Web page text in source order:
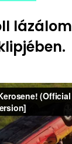
KULT
UTCA
ZENE
IMPRESSZUM
PR-